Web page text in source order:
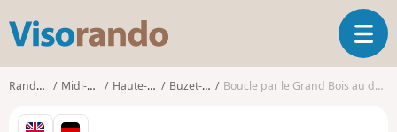
s
o
O
u
Randonnées Midi-Pyrénées Haute-Garonne Buzet-sur-Tarn Boucle par le Grand Bois au départ de Buzet-sur-Tarn